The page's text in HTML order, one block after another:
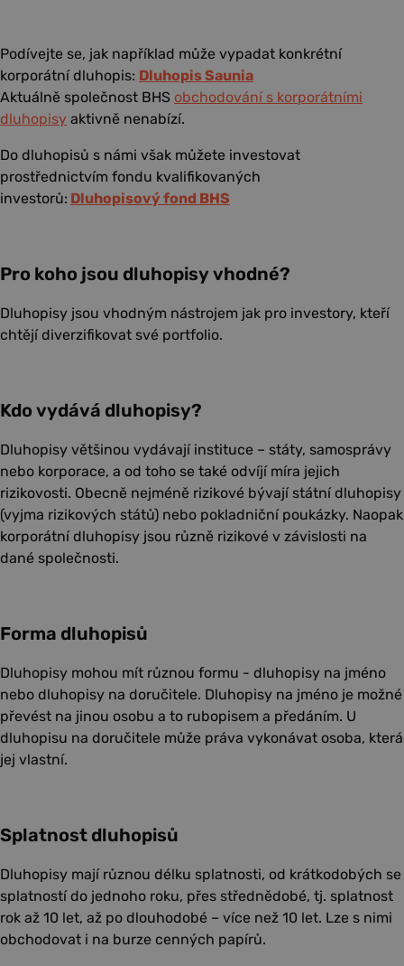
Podívejte se, jak například může vypadat konkrétní
korporátní dluhopis: Dluhopis Saunia
Aktuálně společnost BHS obchodování s korporátními
dluhopisy aktivně nenabízí.
Do dluhopisů s námi však můžete investovat
prostřednictvím fondu kvalifikovaných
investorů: Dluhopisový fond BHS
Pro koho jsou dluhopisy vhodné?
Dluhopisy jsou vhodným nástrojem jak pro investory, kteří
chtějí diverzifikovat své portfolio.
Kdo vydává dluhopisy?
Dluhopisy většinou vydávají instituce – státy, samosprávy
nebo korporace, a od toho se také odvíjí míra jejich
rizikovosti. Obecně nejméně rizikové bývají státní dluhopisy
(vyjma rizikových států) nebo pokladniční poukázky. Naopak
korporátní dluhopisy jsou různě rizikové v závislosti na
dané společnosti.
Forma dluhopisů
Dluhopisy mohou mít různou formu - dluhopisy na jméno
nebo dluhopisy na doručitele. Dluhopisy na jméno je možné
převést na jinou osobu a to rubopisem a předáním. U
dluhopisu na doručitele může práva vykonávat osoba, která
jej vlastní.
Splatnost dluhopisů
Dluhopisy mají různou délku splatnosti, od krátkodobých se
splatností do jednoho roku, přes střednědobé, tj. splatnost
rok až 10 let, až po dlouhodobé – více než 10 let. Lze s nimi
obchodovat i na burze cenných papírů.